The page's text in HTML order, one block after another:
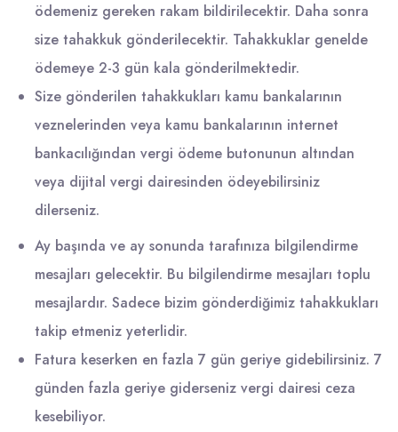
ödemeniz gereken rakam bildirilecektir. Daha sonra
size tahakkuk gönderilecektir. Tahakkuklar genelde
ödemeye 2-3 gün kala gönderilmektedir.
Size gönderilen tahakkukları kamu bankalarının
veznelerinden veya kamu bankalarının internet
bankacılığından vergi ödeme butonunun altından
veya dijital vergi dairesinden ödeyebilirsiniz
dilerseniz.
Ay başında ve ay sonunda tarafınıza bilgilendirme
mesajları gelecektir. Bu bilgilendirme mesajları toplu
mesajlardır. Sadece bizim gönderdiğimiz tahakkukları
takip etmeniz yeterlidir.
Fatura keserken en fazla 7 gün geriye gidebilirsiniz. 7
günden fazla geriye giderseniz vergi dairesi ceza
kesebiliyor.